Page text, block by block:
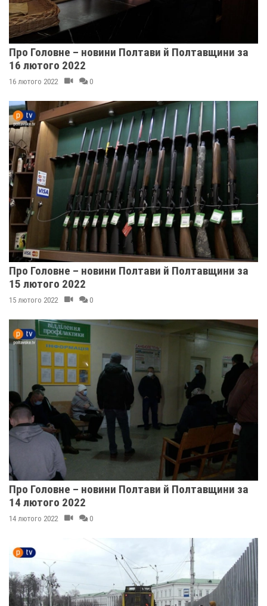
Про Головне – новини Полтави й Полтавщини за
16 лютого 2022
16 лютого 2022 0
Про Головне – новини Полтави й Полтавщини за
15 лютого 2022
15 лютого 2022 0
Про Головне – новини Полтави й Полтавщини за
14 лютого 2022
14 лютого 2022 0